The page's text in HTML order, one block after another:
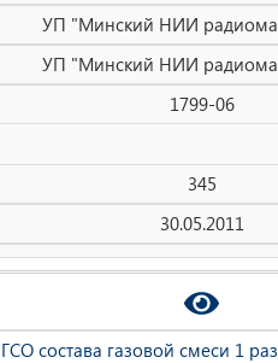
УП "Минский НИИ
УП "Минский НИИ
1799-06
345
30.05.2011
ГСО состава газовой смеси 1